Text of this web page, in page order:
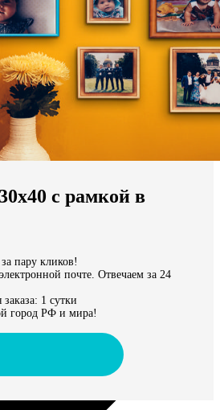
миру
с рамкой в
пару кликов!
почте. Отвечаем за 24
1 сутки
город РФ и мира!